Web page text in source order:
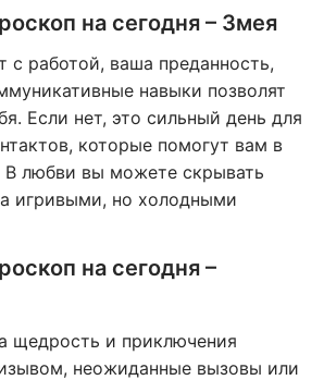
на сегодня – Змея
с работой, ваша преданность,
навыки позволят
Если нет, это сильный день для
которые помогут вам в
В любви вы можете скрывать
игривыми, но холодными
на сегодня –
щедрость и приключения
неожиданные вызовы или